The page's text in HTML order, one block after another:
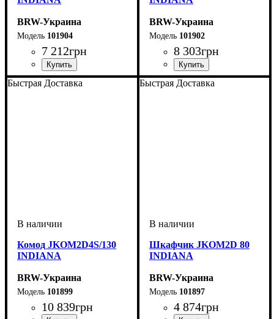
BRW-Украина
101904
7 212грн
ширина, мм: 800
высота, мм: 1955
глубина, мм: 400
BRW-Украина
101902
8 303грн
ширина, мм: 500
высота, мм: 1955
глубина, мм: 400
Быстрая Доставка
Комод JKOM2D4S/130
INDIANA
BRW-Украина
101899
10 839грн
Быстрая Доставка
Шкафчик JKOM2D 80
INDIANA
BRW-Украина
101897
4 874грн